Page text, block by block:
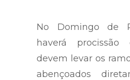
No Domingo de
haverá
devem levar os
abençoados